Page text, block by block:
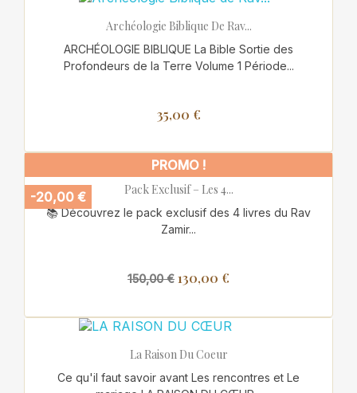
Archéologie Biblique De Rav...
ARCHÉOLOGIE BIBLIQUE La Bible Sortie des
Profondeurs de la Terre Volume 1 Période...
35,00 €
Pack Exclusif – Les 4...
📚 Découvrez le pack exclusif des 4 livres du Rav
Zamir...
150,00 € 130,00 €
PROMO !
-20,00 €
La Raison Du Coeur
Ce qu'il faut savoir avant Les rencontres et Le